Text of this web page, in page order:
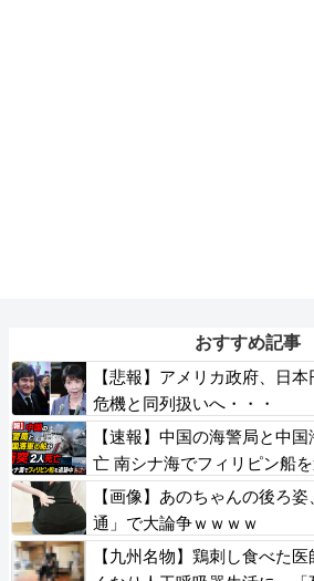
おすすめ記事
【悲報】アメリカ政府、日
危機と同列扱いへ・・・
【速報】中国の海警局と中
亡 南シナ海でフィリピン船
【画像】あのちゃんの後ろ
通」で大論争ｗｗｗｗ
【九州名物】鶏刺し食べた